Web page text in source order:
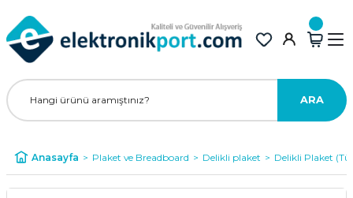
ARA
Anasayfa Plaket ve Breadboard Delikli plaket Delikli Plaket